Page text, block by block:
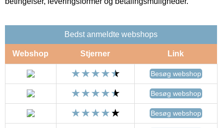
Bedst anmeldte webshops
Webshop Stjerner Link
Besøg webshop
Besøg webshop
Besøg webshop